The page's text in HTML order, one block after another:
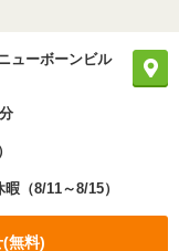
ューボーンビル
（8/11～8/15）
無料)